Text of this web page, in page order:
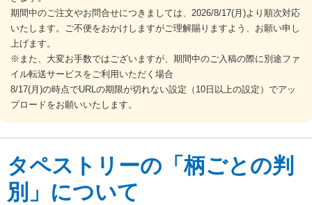
共同購入とは
ご注文の流れ
納期について
データ作成ガイド
期間中のご注文やお問合せにつきましては、2026/8/17(月)より順次対応
いたします。ご不便をおかけしますがご理解賜りますよう、お願い申し
上げます。
※また、大変お手数ではございますが、期間中のご入稿の際に別途ファ
イル転送サービスをご利用いただく場合
8/17(月)の時点でURLの期限が切れない設定（10日以上の設定）でアッ
プロードをお願いいたします。
タペストリーの「柄ごとの判
別」について